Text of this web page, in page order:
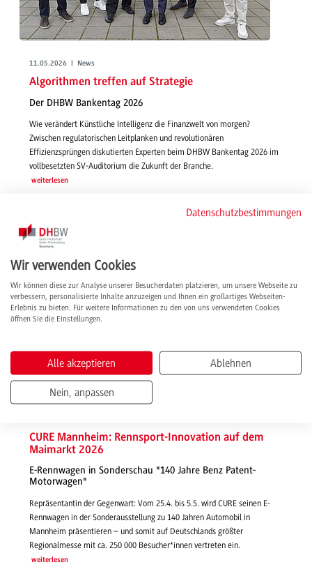
11.05.2026 | News
Algorithmen treffen auf Strategie
Der DHBW Bankentag 2026
Wie verändert Künstliche Intelligenz die Finanzwelt von morgen?
Zwischen regulatorischen Leitplanken und revolutionären
Effizienzsprüngen diskutierten Experten beim DHBW Bankentag 2026 im
vollbesetzten SV-Auditorium die Zukunft der Branche.
weiterlesen
CURE Mannheim: Rennsport-Innovation auf dem
Maimarkt 2026
E-Rennwagen in Sonderschau "140 Jahre Benz Patent-
Motorwagen"
Repräsentantin der Gegenwart: Vom 25.4. bis 5.5. wird CURE seinen E-
Rennwagen in der Sonderausstellung zu 140 Jahren Automobil in
Mannheim präsentieren – und somit auf Deutschlands größter
Regionalmesse mit ca. 250 000 Besucher*innen vertreten ein.
weiterlesen
Datenschutzbestimmungen
Wir verwenden Cookies
Wir können diese zur Analyse unserer Besucherdaten platzieren, um unsere Webseite zu
verbessern, personalisierte Inhalte anzuzeigen und Ihnen ein großartiges Webseiten-
Erlebnis zu bieten. Für weitere Informationen zu den von uns verwendeten Cookies
öffnen Sie die Einstellungen.
Alle akzeptieren Ablehnen
Nein, anpassen